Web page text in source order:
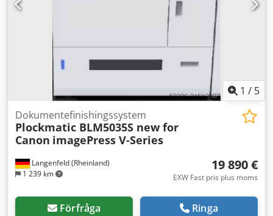
1 / 5
Langenfeld (Rheinland)
1 239 km
Dokumentefinishingssystem
Plockmatic BLM5035S new for
Canon imagePress V-Series
19 890 €
EXW Fast pris plus moms
Förfråga Ringa